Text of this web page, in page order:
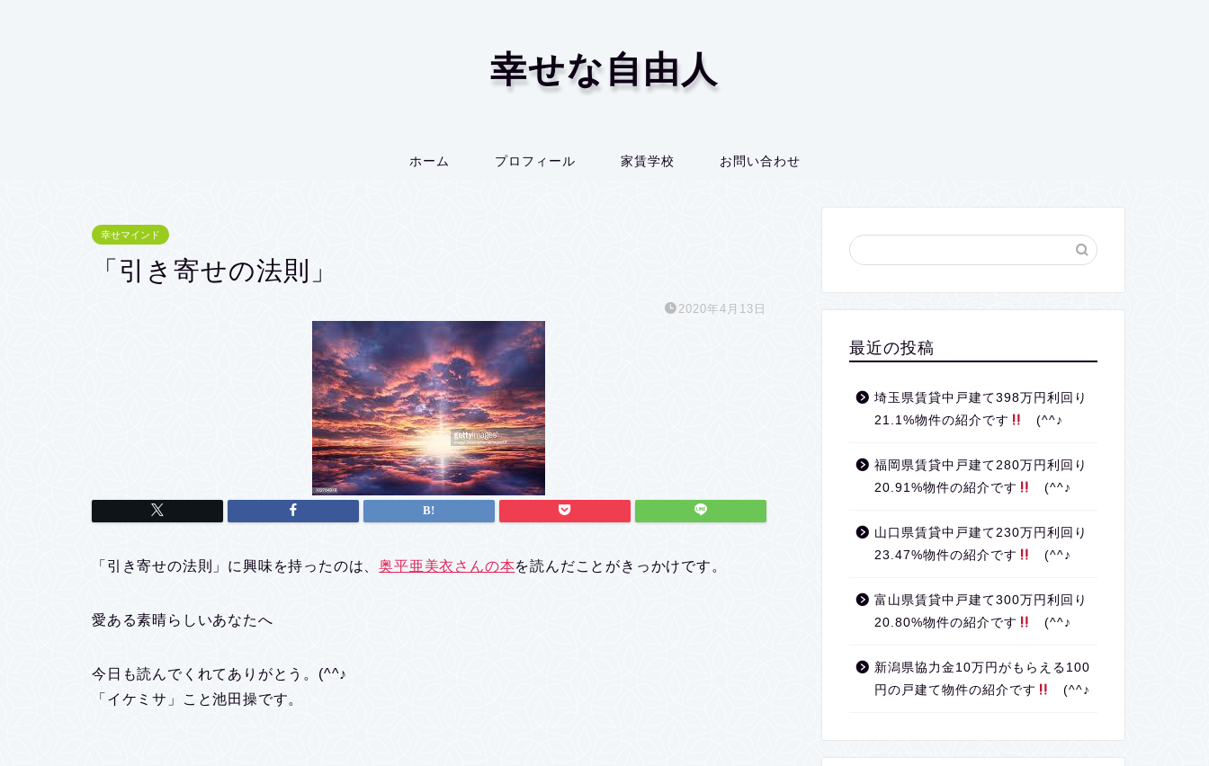
幸せな自由人
ホーム プロフィール 家賃学校 お問い合わせ
幸せマインド
「引き寄せの法則」
2020年4月13日
「引き寄せの法則」に興味を持ったのは、奥平亜美衣さんの本を読んだことがきっかけです。
愛ある素晴らしいあなたへ
今日も読んでくれてありがとう。(^^♪
「イケミサ」こと池田操です。
最近の投稿
埼玉県賃貸中戸建て398万円利回り
21.1%物件の紹介です
(^^♪
福岡県賃貸中戸建て280万円利回り
20.91%物件の紹介です
(^^♪
山口県賃貸中戸建て230万円利回り
23.47%物件の紹介です
(^^♪
富山県賃貸中戸建て300万円利回り
20.80%物件の紹介です
(^^♪
新潟県協力金10万円がもらえる100
円の戸建て物件の紹介です
(^^♪